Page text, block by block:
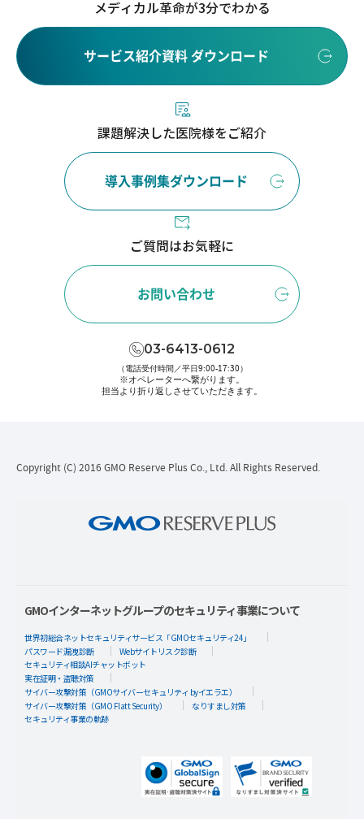
メディカル革命が3分でわかる
サービス紹介資料 ダウンロード
課題解決した医院様をご紹介
導入事例集ダウンロード
ご質問はお気軽に
お問い合わせ
03-6413-0612
（電話受付時間／平日9:00-17:30）
※オペレーターへ繋がります。
担当より折り返しさせていただきます。
Copyright (C) 2016 GMO Reserve Plus Co., Ltd. All Rights Reserved.
GMOインターネットグループのセキュリティ事業について
世界初総合ネットセキュリティサービス「GMOセキュリティ24」
パスワード漏洩診断
Webサイトリスク診断
セキュリティ相談AIチャットボット
実在証明・盗聴対策
サイバー攻撃対策（GMOサイバーセキュリティ byイエラエ）
サイバー攻撃対策（GMO Flatt Security）
なりすまし対策
セキュリティ事業の軌跡